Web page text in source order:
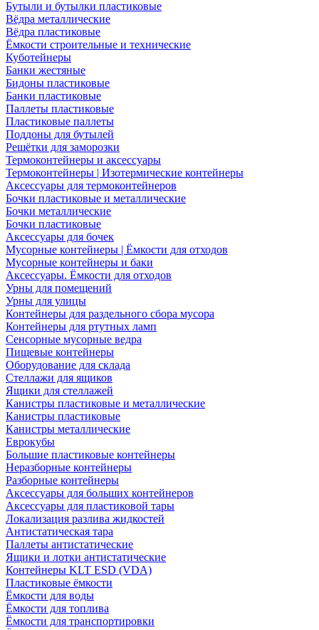
Бутыли и бутылки пластиковые
Вёдра металлические
Вёдра пластиковые
Ёмкости строительные и технические
Куботейнеры
Банки жестяные
Бидоны пластиковые
Банки пластиковые
Паллеты пластиковые
Пластиковые паллеты
Поддоны для бутылей
Решётки для заморозки
Термоконтейнеры и аксессуары
Термоконтейнеры | Изотермические контейнеры
Аксессуары для термоконтейнеров
Бочки пластиковые и металлические
Бочки металлические
Бочки пластиковые
Аксессуары для бочек
Мусорные контейнеры | Ёмкости для отходов
Мусорные контейнеры и баки
Аксессуары. Ёмкости для отходов
Урны для помещений
Урны для улицы
Контейнеры для раздельного сбора мусора
Контейнеры для ртутных ламп
Сенсорные мусорные ведра
Пищевые контейнеры
Оборудование для склада
Стеллажи для ящиков
Ящики для стеллажей
Канистры пластиковые и металлические
Канистры пластиковые
Канистры металлические
Еврокубы
Большие пластиковые контейнеры
Неразборные контейнеры
Разборные контейнеры
Аксессуары для больших контейнеров
Аксессуары для пластиковой тары
Локализация разлива жидкостей
Антистатическая тара
Паллеты антистатические
Ящики и лотки антистатические
Контейнеры KLT ESD (VDA)
Пластиковые ёмкости
Ёмкости для воды
Ёмкости для топлива
Ёмкости для транспортировки